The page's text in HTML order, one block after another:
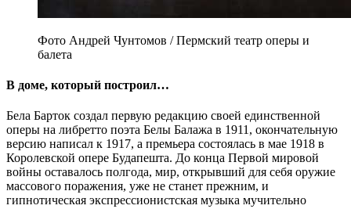
Фото Андрей Чунтомов / Пермский театр оперы и
балета
В доме, который построил…
Бела Барток создал первую редакцию своей единственной
оперы на либретто поэта Белы Балажа в 1911, окончательную
версию написал к 1917, а премьера состоялась в мае 1918 в
Королевской опере Будапешта. До конца Первой мировой
войны оставалось полгода, мир, открывший для себя оружие
массового поражения, уже не станет прежним, и
гипнотическая экспрессионистская музыка мучительно